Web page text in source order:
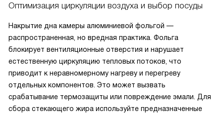
Оптимизация циркуляции воздуха и выбор посуды
Накрытие дна камеры алюминиевой фольгой —
распространенная, но вредная практика. Фольга
блокирует вентиляционные отверстия и нарушает
естественную циркуляцию тепловых потоков, что
приводит к неравномерному нагреву и перегреву
отдельных компонентов. Это может вызвать
срабатывание термозащиты или повреждение эмали. Для
сбора стекающего жира используйте предназначенные